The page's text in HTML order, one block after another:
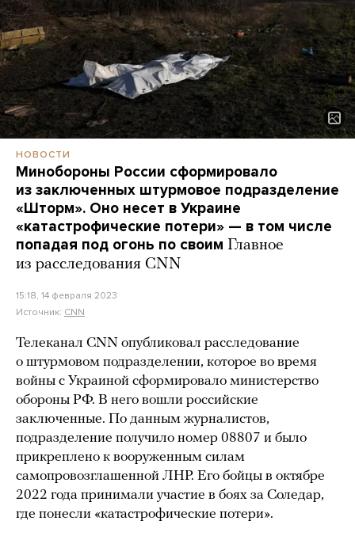
НОВОСТИ
Минобороны России сформировало
из заключенных штурмовое подразделение
«Шторм». Оно несет в Украине
«катастрофические потери» — в том числе
попадая под огонь по своим Главное
из расследования CNN
15:18, 14 февраля 2023
Источник: CNN
Телеканал CNN опубликовал расследование
о штурмовом подразделении, которое во время
войны с Украиной сформировало министерство
обороны РФ. В него вошли российские
заключенные. По данным журналистов,
подразделение получило номер 08807 и было
прикреплено к вооруженным силам
самопровозглашенной ЛНР. Его бойцы в октябре
2022 года принимали участие в боях за Соледар,
где понесли «катастрофические потери».